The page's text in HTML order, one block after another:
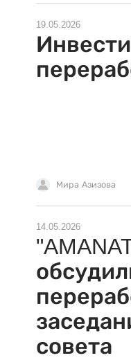
19.05.2026
Мира Азизова
14.05.2026
совета